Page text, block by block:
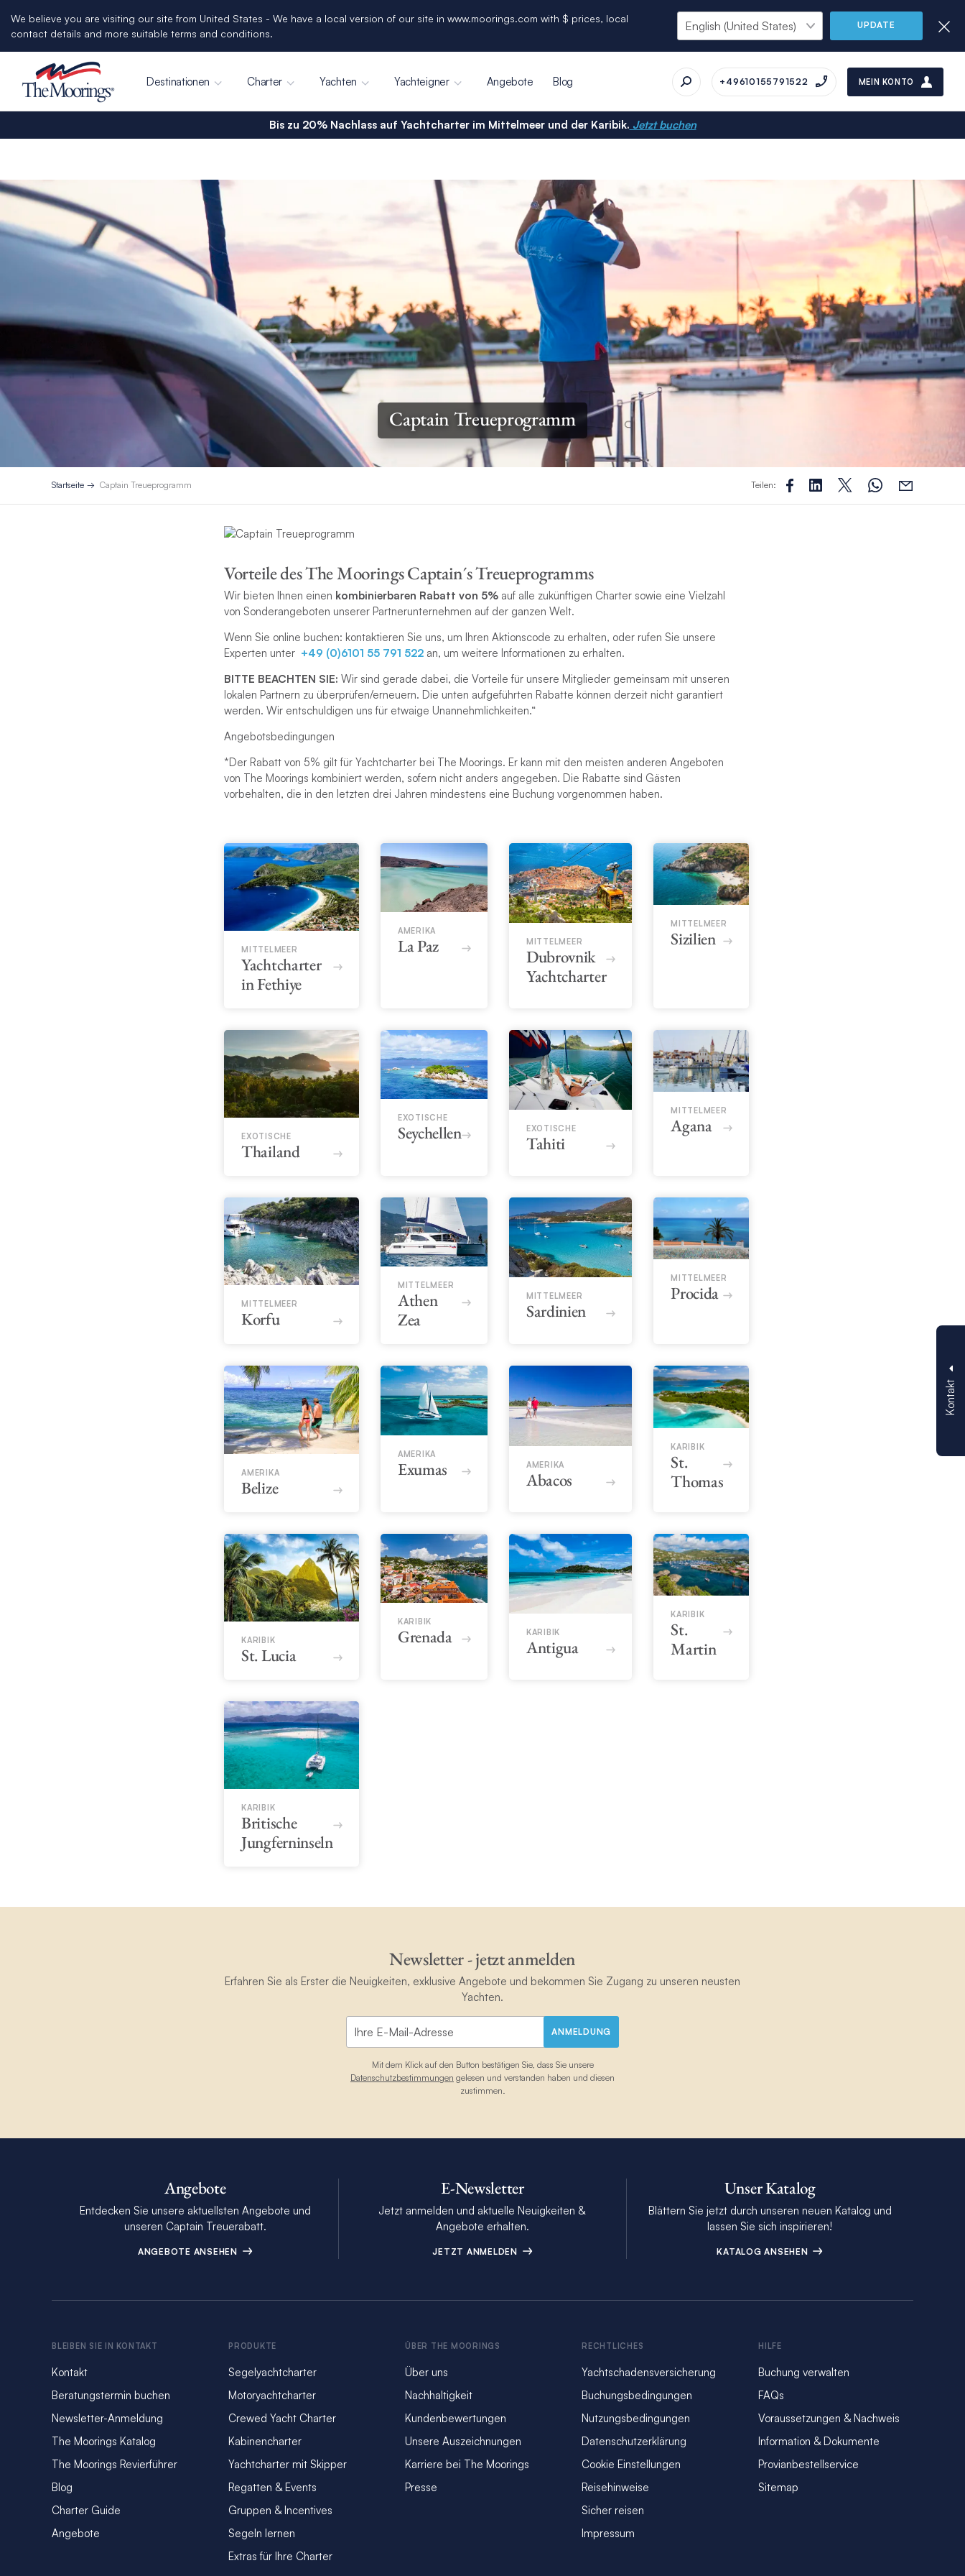
We believe you are visiting our site from United States - We have a local version of our site in www.moorings.com with $ prices, local
contact details and more suitable terms and conditions.
UPDATE
Destinationen Charter Yachten Yachteigner Angebote Blog +49610155791522 MEIN KONTO
Kontakt
Bis zu 20% Nachlass auf Yachtcharter im Mittelmeer und der Karibik. Jetzt buchen
Captain Treueprogramm
Startseite Captain Treueprogramm Teilen:
Vorteile des The Moorings Captain´s Treueprogramms
Wir bieten Ihnen einen kombinierbaren Rabatt von 5% auf alle zukünftigen Charter sowie eine Vielzahl
von Sonderangeboten unserer Partnerunternehmen auf der ganzen Welt.
Wenn Sie online buchen: kontaktieren Sie uns, um Ihren Aktionscode zu erhalten, oder rufen Sie unsere
Experten unter +49 (0)6101 55 791 522 an, um weitere Informationen zu erhalten.
BITTE BEACHTEN SIE: Wir sind gerade dabei, die Vorteile für unsere Mitglieder gemeinsam mit unseren
lokalen Partnern zu überprüfen/erneuern. Die unten aufgeführten Rabatte können derzeit nicht garantiert
werden. Wir entschuldigen uns für etwaige Unannehmlichkeiten.“
Angebotsbedingungen
*Der Rabatt von 5% gilt für Yachtcharter bei The Moorings. Er kann mit den meisten anderen Angeboten
von The Moorings kombiniert werden, sofern nicht anders angegeben. Die Rabatte sind Gästen
vorbehalten, die in den letzten drei Jahren mindestens eine Buchung vorgenommen haben.
MITTELMEER
Yachtcharter
in Fethiye
AMERIKA
La Paz MITTELMEER
Dubrovnik
Yachtcharter
MITTELMEER
Sizilien
EXOTISCHE
Thailand
EXOTISCHE
Seychellen EXOTISCHE
Tahiti
MITTELMEER
Agana
MITTELMEER
Korfu
MITTELMEER
Athen
Zea
MITTELMEER
Sardinien
MITTELMEER
Procida
AMERIKA
Belize
AMERIKA
Exumas AMERIKA
Abacos
KARIBIK
St.
Thomas
KARIBIK
St. Lucia
KARIBIK
Grenada KARIBIK
Antigua
KARIBIK
St.
Martin
KARIBIK
Britische
Jungferninseln
Newsletter - jetzt anmelden
Erfahren Sie als Erster die Neuigkeiten, exklusive Angebote und bekommen Sie Zugang zu unseren neusten
Yachten.
ANMELDUNG
Mit dem Klick auf den Button bestätigen Sie, dass Sie unsere
Datenschutzbestimmungen gelesen und verstanden haben und diesen
zustimmen.
Angebote
Entdecken Sie unsere aktuellsten Angebote und
unseren Captain Treuerabatt.
ANGEBOTE ANSEHEN
E-Newsletter
Jetzt anmelden und aktuelle Neuigkeiten &
Angebote erhalten.
JETZT ANMELDEN
Unser Katalog
Blättern Sie jetzt durch unseren neuen Katalog und
lassen Sie sich inspirieren!
KATALOG ANSEHEN
BLEIBEN SIE IN KONTAKT
Kontakt
Beratungstermin buchen
Newsletter-Anmeldung
The Moorings Katalog
The Moorings Revierführer
Blog
Charter Guide
Angebote
PRODUKTE
Segelyachtcharter
Motoryachtcharter
Crewed Yacht Charter
Kabinencharter
Yachtcharter mit Skipper
Regatten & Events
Gruppen & Incentives
Segeln lernen
Extras für Ihre Charter
ÜBER THE MOORINGS
Über uns
Nachhaltigkeit
Kundenbewertungen
Unsere Auszeichnungen
Karriere bei The Moorings
Presse
RECHTLICHES
Yachtschadensversicherung
Buchungsbedingungen
Nutzungsbedingungen
Datenschutzerklärung
Cookie Einstellungen
Reisehinweise
Sicher reisen
Impressum
HILFE
Buchung verwalten
FAQs
Voraussetzungen & Nachweis
Information & Dokumente
Provianbestellservice
Sitemap